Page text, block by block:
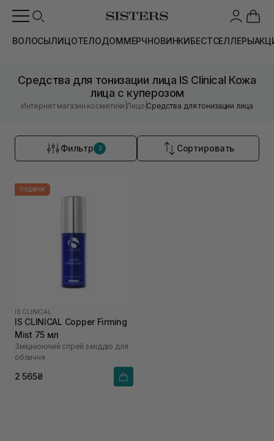
ВОЛОСЫЛИЦОТЕЛОДОММЕРЧНОВИНКИБЕСТСЕЛЛЕРЫ
Средства для тонизации лица IS Clinical Кожа
лица с куперозом
Интернет магазин косметики |Лицо |Средства для тонизации лица
Фильтр 2 Сортировать
ПОДАРОК
IS CLINICAL
IS CLINICAL Copper Firming
Mist 75 мл
Зміцнюючий спрей з міддю для
обличчя
2 565₴